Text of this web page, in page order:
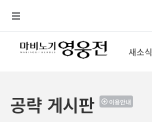
새소식
공략 게시판 이용안내